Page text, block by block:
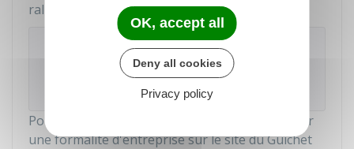
rallongés.
L'utilisation du site est gratuite, mais certaines
payantes
Pour en savoir plus sur les étapes pour déclarer
une formalité d'entreprise sur le site du Guichet
OK, accept all
Deny all cookies
Privacy policy